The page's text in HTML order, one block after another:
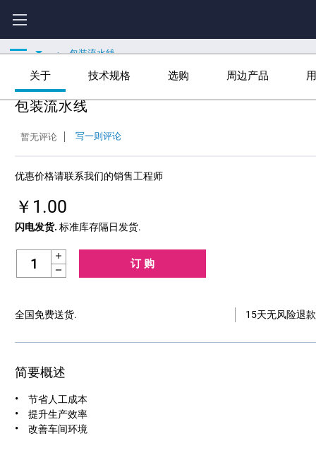
包装流水线
包装流水线
暂无评论 写一则评论
优惠价格请联系我们的销售工程师
￥1.00
闪电发货. 标准库存隔日发货.
Increase Quantity:
Decrease Quantity:
全国免费送货. 15天无风险退
简要概述
节省人工成本
提升生产效率
改善车间环境
关于 技术规格 选购 周边产品